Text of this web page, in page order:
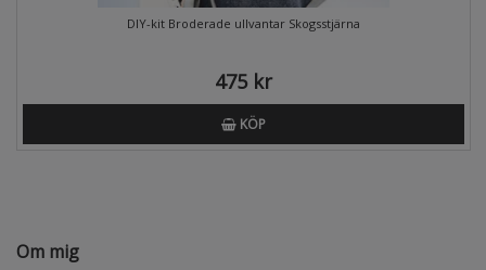
DIY-kit Broderade ullvantar Skogsstjärna
475 kr
KÖP
Om mig